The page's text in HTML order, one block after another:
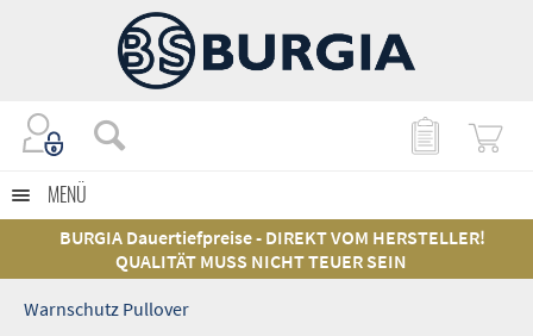
MENÜ
BURGIA Dauertiefpreise - DIREKT VOM HERSTELLER!
QUALITÄT MUSS NICHT TEUER SEIN
Warnschutz Pullover